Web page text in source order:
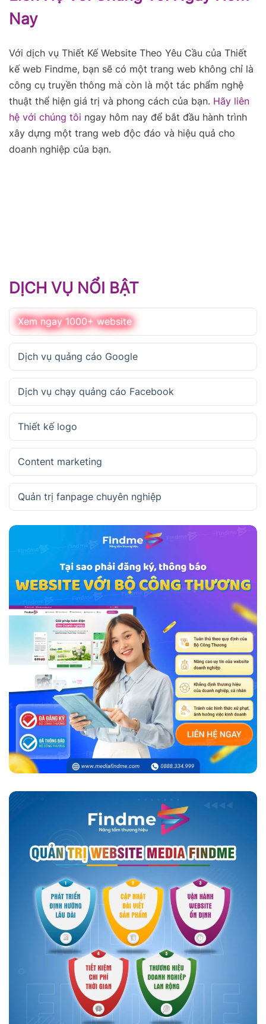
Nay
Với dịch vụ Thiết Kế Website Theo Yêu Cầu của Thiết
kế web Findme, bạn sẽ có một trang web không chỉ là
công cụ truyền thông mà còn là một tác phẩm nghệ
thuật thể hiện giá trị và phong cách của bạn. Hãy liên
hệ với chúng tôi ngay hôm nay để bắt đầu hành trình
xây dựng một trang web độc đáo và hiệu quả cho
doanh nghiệp của bạn.
DỊCH VỤ NỔI BẬT
Xem ngay 1000+ website
Dịch vụ quảng cáo Google
Dịch vụ chạy quảng cáo Facebook
Thiết kế logo
Content marketing
Quản trị fanpage chuyên nghiệp